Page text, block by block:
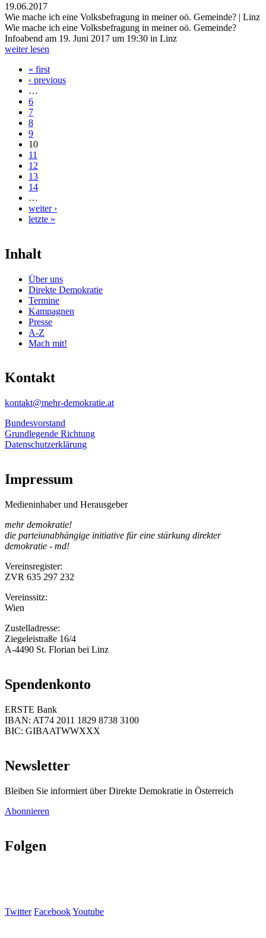
19.06.2017
Wie mache ich eine Volksbefragung in meiner oö. Gemeinde? | Linz
Wie mache ich eine Volksbefragung in meiner oö. Gemeinde?
Infoabend am 19. Juni 2017 um 19:30 in Linz
weiter lesen
Seiten
« first
‹ previous
…
6
7
8
9
10
11
12
13
14
…
weiter ›
letzte »
Inhalt
Über uns
Direkte Demokratie
Termine
Kampagnen
Presse
A-Z
Mach mit!
Kontakt
kontakt@mehr-demokratie.at
Bundesvorstand
Grundlegende Richtung
Datenschutzerklärung
Impressum
Medieninhaber und Herausgeber
mehr demokratie!
die parteiunabhängige initiative für eine stärkung direkter
demokratie - md!
Vereinsregister:
ZVR 635 297 232
Vereinssitz:
Wien
Zustelladresse:
Ziegeleistraße 16/4
A-4490 St. Florian bei Linz
Spendenkonto
ERSTE Bank
IBAN: AT74 2011 1829 8738 3100
BIC: GIBAATWWXXX
Newsletter
Bleiben Sie informiert über Direkte Demokratie in Österreich
Abonnieren
Folgen
Twitter FacebookYoutube